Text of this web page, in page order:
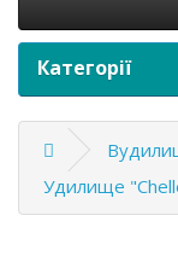
Категорії
Удилище